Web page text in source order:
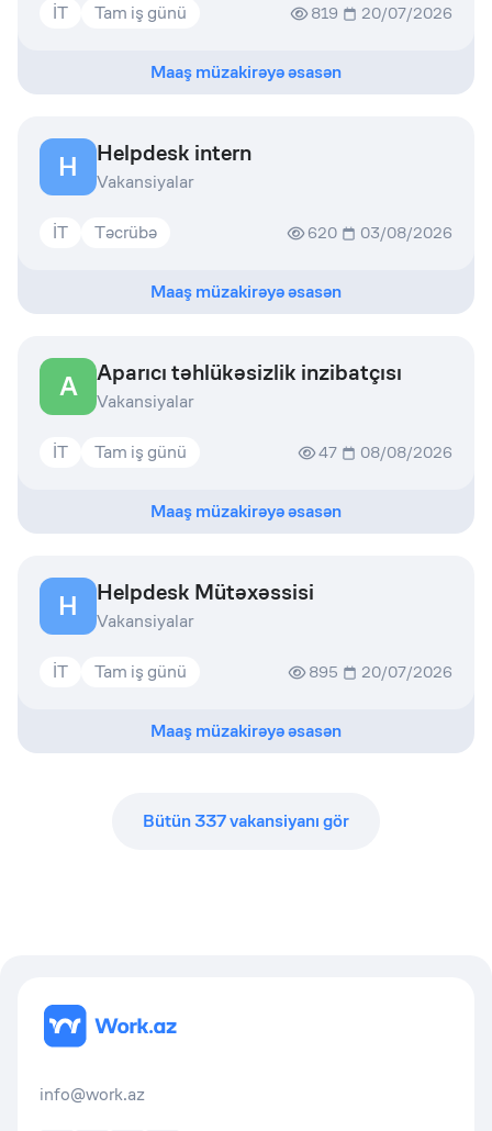
İT Tam iş günü 819 20/07/2026
Maaş müzakirəyə əsasən
H Helpdesk intern
Vakansiyalar
İT Təcrübə 620 03/08/2026
Maaş müzakirəyə əsasən
A Aparıcı təhlükəsizlik inzibatçısı
Vakansiyalar
İT Tam iş günü 47 08/08/2026
Maaş müzakirəyə əsasən
H Helpdesk Mütəxəssisi
Vakansiyalar
İT Tam iş günü 895 20/07/2026
Maaş müzakirəyə əsasən
Bütün337vakansiyanı gör
info@work.az